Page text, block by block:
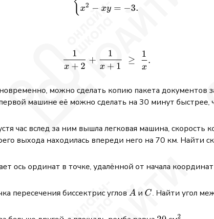
x2 − xy = −3.
\frac{1}{x + 2} +
x + 2
1
+
x + 1
1
≥
x
1
.
можно сделать копию пакета документов
машине её можно сделать на 30 минут быстрее,
час вслед за ним вышла легковая машина, скорость
выхода находилась впереди него на 70 км. Найти
ось ординат в точке, удалённой от начала
пересечения биссектрис угловA
A и C
C. Найти угол
2